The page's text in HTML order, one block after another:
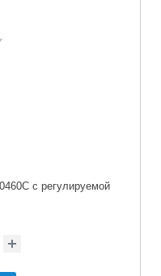
с регулируемой